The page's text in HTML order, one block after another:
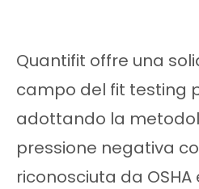
Quantifit offre una
campo del fit testing
adottando la
pressione negativa
riconosciuta da